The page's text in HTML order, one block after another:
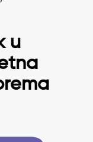
u